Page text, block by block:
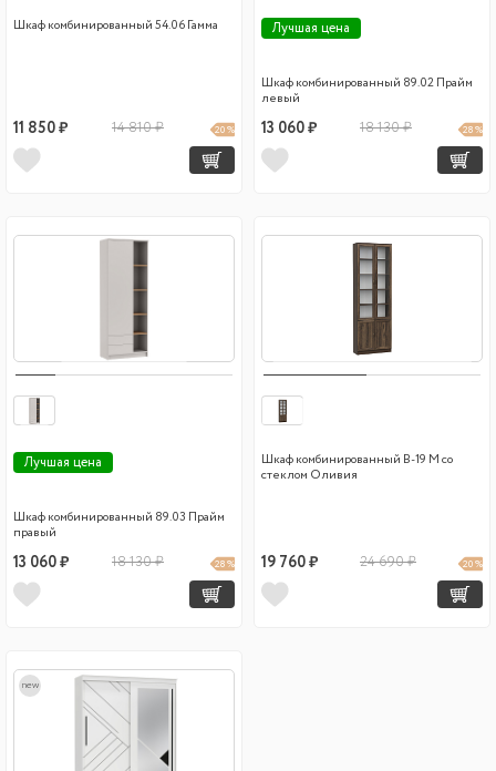
Шкаф комбинированный 54.06 Гамма
11 850 ₽ 14 810 ₽ 20 %
Лучшая цена
Шкаф комбинированный 89.02 Прайм
левый
13 060 ₽ 18 130 ₽ 28 %
Лучшая цена
Шкаф комбинированный 89.03 Прайм
правый
13 060 ₽ 18 130 ₽ 28 %
Шкаф комбинированный В-19 М со
стеклом Оливия
19 760 ₽ 24 690 ₽ 20 %
new